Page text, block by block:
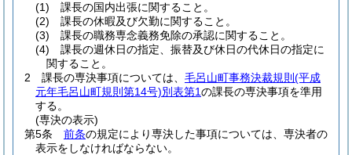
(1)
課長の国内出張に関すること。
(2)
課長の休暇及び欠勤に関すること。
(3)
課長の職務専念義務免除の承認に関すること。
(4)
課長の週休日の指定、振替及び休日の代休日の指定に
関すること。
2
課長の専決事項については、 毛呂山町事務決裁規則 (平成
元年毛呂山町規則第14号)別表第1の課長の専決事項を準用
する。
(専決の表示)
第5条
前条の規定により専決した事項については、専決者の
表示をしなければならない。